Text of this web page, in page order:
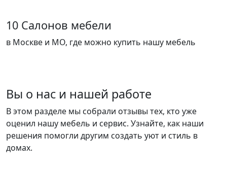
10 Салонов мебели
в Москве и МО, где можно купить нашу мебель
Вы о нас и нашей работе
В этом разделе мы собрали отзывы тех, кто уже
оценил нашу мебель и сервис. Узнайте, как наши
решения помогли другим создать уют и стиль в
домах.